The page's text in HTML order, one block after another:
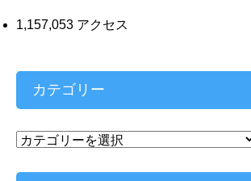
1,157,053 アクセス
カテゴリー
カ
ゴ